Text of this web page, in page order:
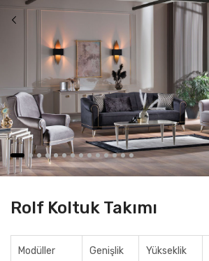
Rolf Koltuk Takımı
Modüller Genişlik Yükseklik